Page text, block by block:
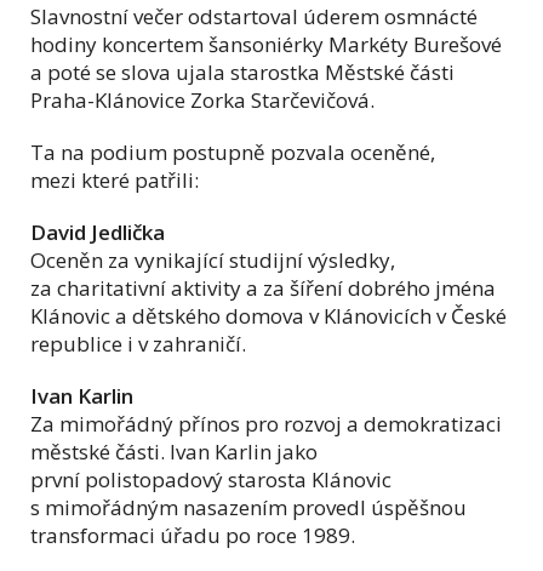
Slavnostní večer odstartoval úderem osmnácté
hodiny koncertem šansoniérky Markéty Burešové
a poté se slova ujala starostka Městské části
Praha-Klánovice Zorka Starčevičová.
Ta na podium postupně pozvala oceněné,
mezi které patřili:
David Jedlička
Oceněn za vynikající studijní výsledky,
za charitativní aktivity a za šíření dobrého jména
Klánovic a dětského domova v Klánovicích v České
republice i v zahraničí.
Ivan Karlin
Za mimořádný přínos pro rozvoj a demokratizaci
městské části. Ivan Karlin jako
první polistopadový starosta Klánovic
s mimořádným nasazením provedl úspěšnou
transformaci úřadu po roce 1989.